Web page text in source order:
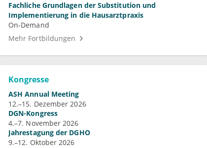
Fachliche Grundlagen der Substitution und
Implementierung in die Hausarztpraxis
On-Demand
Mehr Fortbildungen
Kongresse
ASH Annual Meeting
12.–15. Dezember 2026
DGN-Kongress
4.–7. November 2026
Jahrestagung der DGHO
9.–12. Oktober 2026